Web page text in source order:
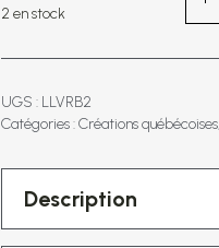
2 en stock
UGS : LLVRB2
Catégories :Créations québécoises
Description